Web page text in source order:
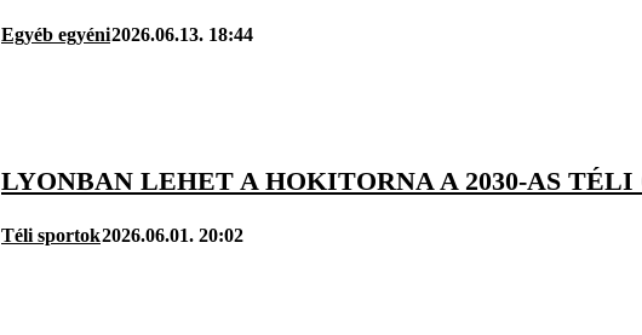
Egyéb egyéni2026.06.13. 18:44
LYONBAN LEHET A HOKITORNA A 2030-AS
Téli sportok2026.06.01. 20:02